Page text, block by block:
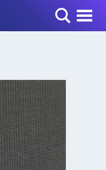
Toggle Menu